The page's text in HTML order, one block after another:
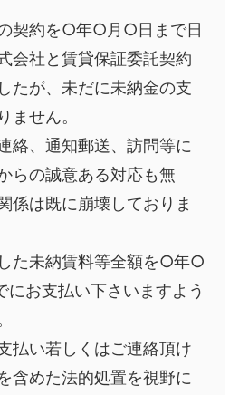
の契約を○年○月○日まで日
会社と賃貸保証委託契約
たが、未だに未納金の支
ません。
絡、通知郵送、訪問等に
らの誠意ある対応も無
係は既に崩壊しておりま
た未納賃料等全額を○年○
お支払い下さいますよう
払い若しくはご連絡頂け
含めた法的処置を視野に